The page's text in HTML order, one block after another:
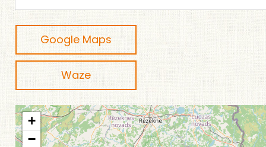
Google Maps
Waze
+
−